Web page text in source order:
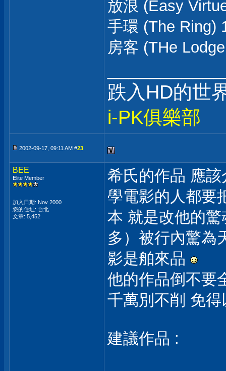
放浪 (Easy
手環 (The Ring)
房客 (THe
跌入HD的世
i-PK俱樂部
2002-09-17, 09:11 AM #23
BEE
Elite Member
加入日期: Nov 2000
您的住址: 台北
文章: 5,452
希氏的作品 應
學電影的人都要
本 就是改他的
多）被行內驚為
影是舶來品
他的作品倒不要
千萬別不削 免
建議作品 :